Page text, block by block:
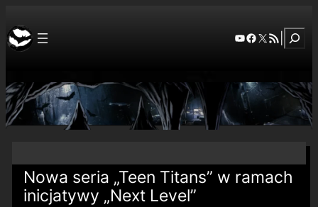
YouTube
Facebook
X RSS Feed
Nowa seria „Teen Titans” w ramach
inicjatywy „Next Level”